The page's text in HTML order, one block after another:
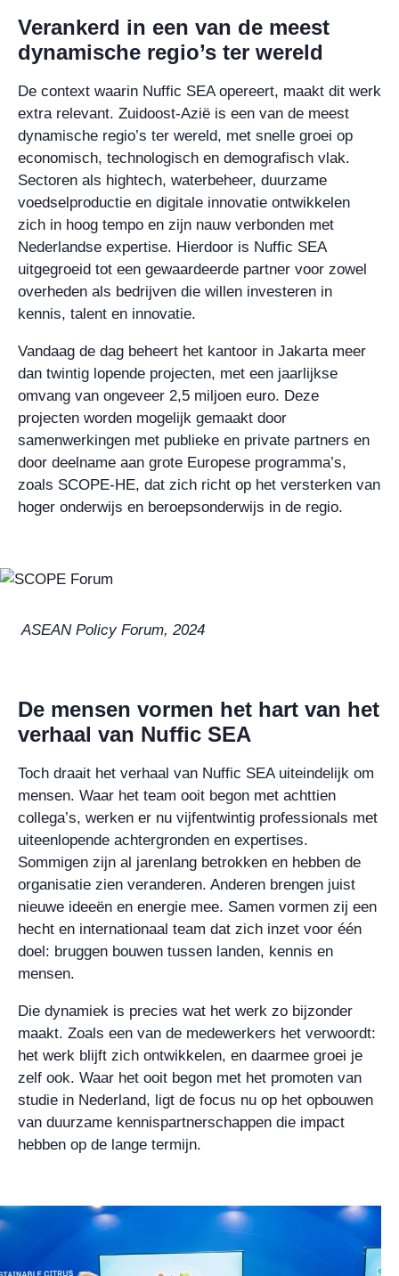
Verankerd in een van de meest
dynamische regio’s ter wereld
De context waarin Nuffic SEA opereert, maakt dit werk
extra relevant. Zuidoost-Azië is een van de meest
dynamische regio’s ter wereld, met snelle groei op
economisch, technologisch en demografisch vlak.
Sectoren als hightech, waterbeheer, duurzame
voedselproductie en digitale innovatie ontwikkelen
zich in hoog tempo en zijn nauw verbonden met
Nederlandse expertise. Hierdoor is Nuffic SEA
uitgegroeid tot een gewaardeerde partner voor zowel
overheden als bedrijven die willen investeren in
kennis, talent en innovatie.
Vandaag de dag beheert het kantoor in Jakarta meer
dan twintig lopende projecten, met een jaarlijkse
omvang van ongeveer 2,5 miljoen euro. Deze
projecten worden mogelijk gemaakt door
samenwerkingen met publieke en private partners en
door deelname aan grote Europese programma’s,
zoals SCOPE-HE, dat zich richt op het versterken van
hoger onderwijs en beroepsonderwijs in de regio.
ASEAN Policy Forum, 2024
De mensen vormen het hart van het
verhaal van Nuffic SEA
Toch draait het verhaal van Nuffic SEA uiteindelijk om
mensen. Waar het team ooit begon met achttien
collega’s, werken er nu vijfentwintig professionals met
uiteenlopende achtergronden en expertises.
Sommigen zijn al jarenlang betrokken en hebben de
organisatie zien veranderen. Anderen brengen juist
nieuwe ideeën en energie mee. Samen vormen zij een
hecht en internationaal team dat zich inzet voor één
doel: bruggen bouwen tussen landen, kennis en
mensen.
Die dynamiek is precies wat het werk zo bijzonder
maakt. Zoals een van de medewerkers het verwoordt:
het werk blijft zich ontwikkelen, en daarmee groei je
zelf ook. Waar het ooit begon met het promoten van
studie in Nederland, ligt de focus nu op het opbouwen
van duurzame kennispartnerschappen die impact
hebben op de lange termijn.